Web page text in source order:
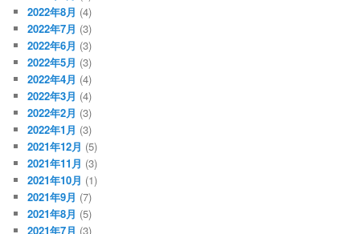
2022年8月 (4)
2022年7月 (3)
2022年6月 (3)
2022年5月 (3)
2022年4月 (4)
2022年3月 (4)
2022年2月 (3)
2022年1月 (3)
2021年12月 (5)
2021年11月 (3)
2021年10月 (1)
2021年9月 (7)
2021年8月 (5)
2021年7月 (3)